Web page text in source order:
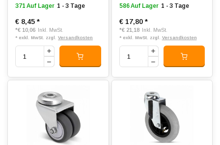
371 Auf Lager 1 - 3 Tage
€ 8,45 *
*€ 10,06 Inkl. MwSt.
* exkl. MwSt. zzgl. Versandkosten
586 Auf Lager 1 - 3 Tage
€ 17,80 *
*€ 21,18 Inkl. MwSt.
* exkl. MwSt. zzgl. Versandkosten